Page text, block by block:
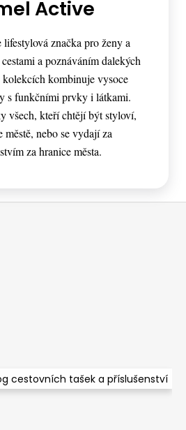
Active
značka pro ženy a
a poznáváním dalekých
kombinuje vysoce
s funkčními prvky i látkami.
všech, kteří chtějí být styloví,
městě, nebo se vydají za
za hranice města.
cestovních tašek a příslušenství